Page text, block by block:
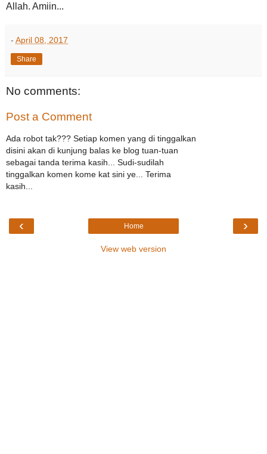
Allah. Amiin...
- April 08, 2017
Share
No comments:
Post a Comment
Ada robot tak??? Setiap komen yang di tinggalkan
disini akan di kunjung balas ke blog tuan-tuan
sebagai tanda terima kasih... Sudi-sudilah
tinggalkan komen kome kat sini ye... Terima
kasih...
‹ ›
Home
View web version